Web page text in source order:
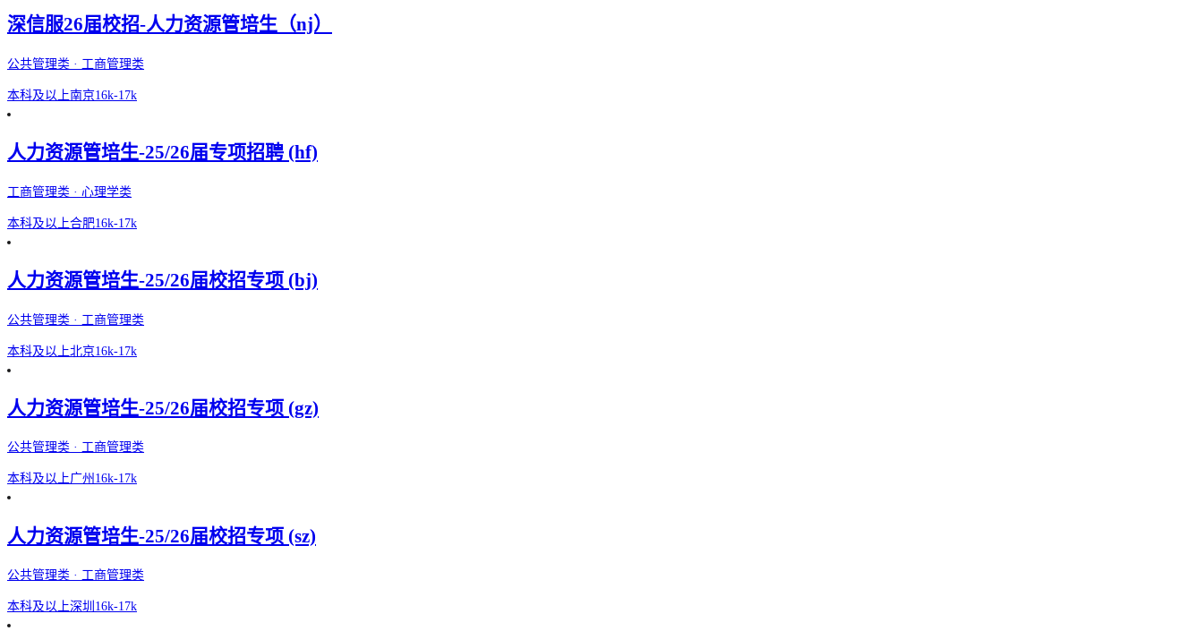
深信服26届校招-人力资源管培生（nj）
公共管理类 · 工商管理类
本科及以上南京16k-17k
人力资源管培生-25/26届专项招聘 (hf)
工商管理类 · 心理学类
本科及以上合肥16k-17k
人力资源管培生-25/26届校招专项 (bj)
公共管理类 · 工商管理类
本科及以上北京16k-17k
人力资源管培生-25/26届校招专项 (gz)
公共管理类 · 工商管理类
本科及以上广州 16k-17k
人力资源管培生-25/26届校招专项 (sz)
公共管理类 · 工商管理类
本科及以上深圳 16k-17k